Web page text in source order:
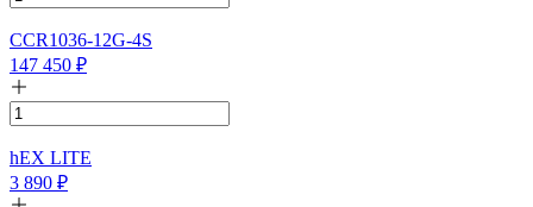
CCR1036-12G-4S
147 450 ₽
hEX LITE
3 890 ₽